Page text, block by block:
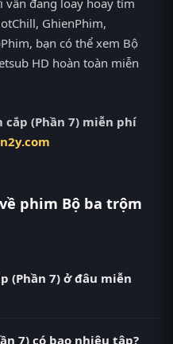
vẫn đang loay hoay tìm
GhienPhim,
bạn có thể xem Bộ
HD hoàn toàn miễn
(Phần 7) miễn phí
phim Bộ ba trộm
(Phần 7) ở đâu miễn
7) có bao nhiêu tập?